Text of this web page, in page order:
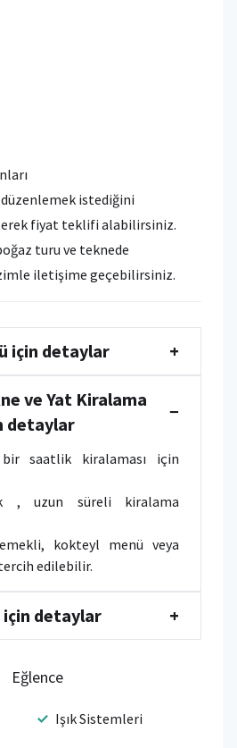
istediğini
fiyat teklifi alabilirsiniz.
turu ve teknede
iletişime geçebilirsiniz.
için detaylar +
ve Yat Kiralama
detaylar
−
saatlik kiralaması için
, uzun süreli kiralama
kokteyl menü veya
edilebilir.
için detaylar +
Eğlence
Işık Sistemleri